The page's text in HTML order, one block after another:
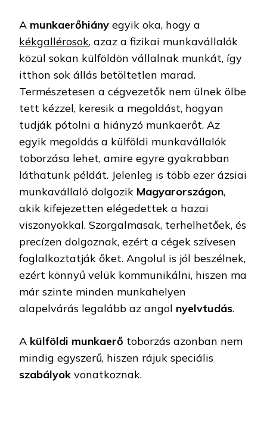
A munkaerőhiány egyik oka, hogy a
kékgallérosok, azaz a fizikai munkavállalók
közül sokan külföldön vállalnak munkát, így
itthon sok állás betöltetlen marad.
Természetesen a cégvezetők nem ülnek ölbe
tett kézzel, keresik a megoldást, hogyan
tudják pótolni a hiányzó munkaerőt. Az
egyik megoldás a külföldi munkavállalók
toborzása lehet, amire egyre gyakrabban
láthatunk példát. Jelenleg is több ezer ázsiai
munkavállaló dolgozik Magyarországon,
akik kifejezetten elégedettek a hazai
viszonyokkal. Szorgalmasak, terhelhetőek, és
precízen dolgoznak, ezért a cégek szívesen
foglalkoztatják őket. Angolul is jól beszélnek,
ezért könnyű velük kommunikálni, hiszen ma
már szinte minden munkahelyen
alapelvárás legalább az angol nyelvtudás.
A külföldi munkaerő toborzás azonban nem
mindig egyszerű, hiszen rájuk speciális
szabályok vonatkoznak.